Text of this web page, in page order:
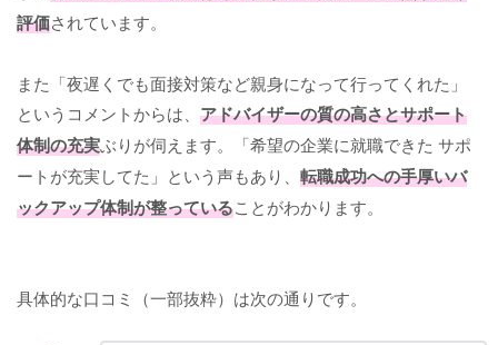
評価されています。
また「夜遅くでも面接対策など親身になって行ってくれた」
というコメントからは、 アドバイザーの質の高さとサポート
体制の充実ぶりが伺えます。「希望の企業に就職できた サポ
ートが充実してた」という声もあり、 転職成功への手厚いバ
ックアップ体制が整っていることがわかります。
具体的な口コミ（一部抜粋）は次の通りです。